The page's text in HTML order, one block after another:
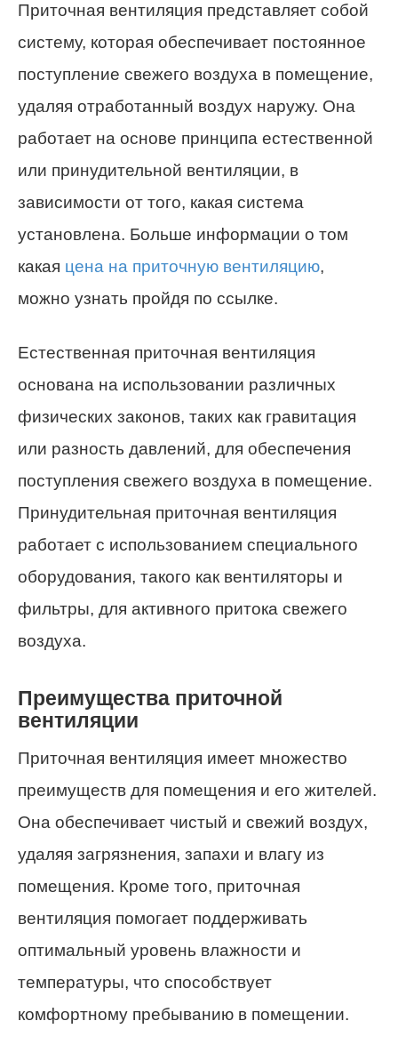
Приточная вентиляция представляет собой
систему, которая обеспечивает постоянное
поступление свежего воздуха в помещение,
удаляя отработанный воздух наружу. Она
работает на основе принципа естественной
или принудительной вентиляции, в
зависимости от того, какая система
установлена. Больше информации о том
какая цена на приточную вентиляцию,
можно узнать пройдя по ссылке.
Естественная приточная вентиляция
основана на использовании различных
физических законов, таких как гравитация
или разность давлений, для обеспечения
поступления свежего воздуха в помещение.
Принудительная приточная вентиляция
работает с использованием специального
оборудования, такого как вентиляторы и
фильтры, для активного притока свежего
воздуха.
Преимущества приточной
вентиляции
Приточная вентиляция имеет множество
преимуществ для помещения и его жителей.
Она обеспечивает чистый и свежий воздух,
удаляя загрязнения, запахи и влагу из
помещения. Кроме того, приточная
вентиляция помогает поддерживать
оптимальный уровень влажности и
температуры, что способствует
комфортному пребыванию в помещении.